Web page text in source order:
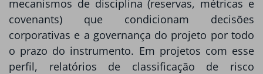
mecanismos de disciplina (reservas, métricas e
covenants) que condicionam decisões
corporativas e a governança do projeto por todo
o prazo do instrumento. Em projetos com esse
perfil, relatórios de classificação de risco